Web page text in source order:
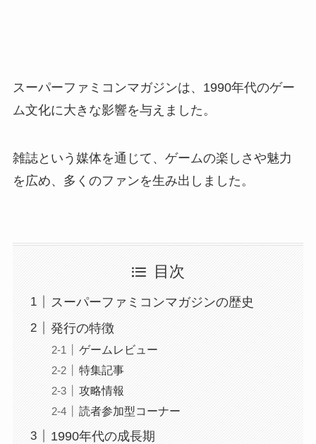
スーパーファミコンマガジンは、1990年代のゲー
ム文化に大きな影響を与えました。
雑誌という媒体を通じて、ゲームの楽しさや魅力
を広め、多くのファンを生み出しました。
目次
スーパーファミコンマガジンの歴史
発行の特徴
ゲームレビュー
特集記事
攻略情報
読者参加型コーナー
1990年代の成長期